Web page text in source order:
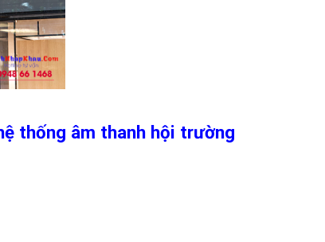
thống âm thanh hội trường